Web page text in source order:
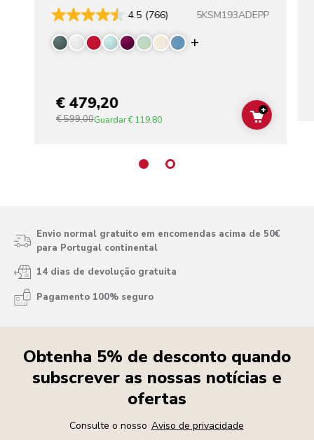
4.5 (766) 5KSM193ADEPP
Display more
€ 479,20
€ 599,00Guardar€ 119,80 ADD TO
+
Envio normal gratuito em encomendas acima de 50€
para Portugal continental
14 dias de devolução gratuita
Pagamento 100% seguro
Obtenha 5% de desconto quando
subscrever as nossas notícias e
ofertas
Consulte o nosso Aviso de privacidade